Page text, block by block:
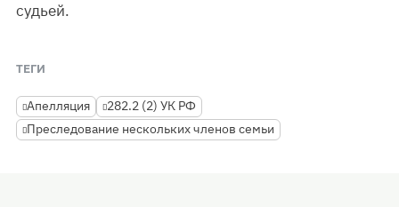
судьей.
ТЕГИ
Апелляция
282.2 (2) УК РФ
Преследование нескольких членов семьи